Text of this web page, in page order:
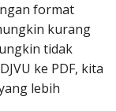
format
kurang
tidak
ke PDF, kita
lebih